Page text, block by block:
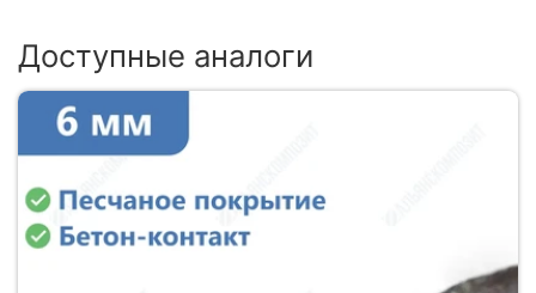
Доступные аналоги